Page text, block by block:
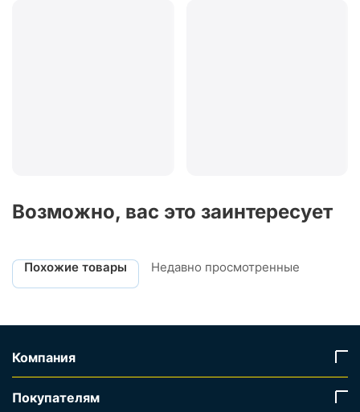
Возможно, вас это заинтересует
Похожие товары Недавно просмотренные
Компания
Покупателям